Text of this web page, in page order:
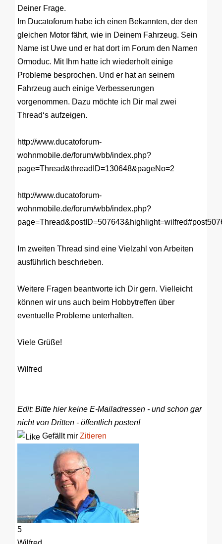
Deiner Frage.
Im Ducatoforum habe ich einen Bekannten, der den
gleichen Motor fährt, wie in Deinem Fahrzeug. Sein
Name ist Uwe und er hat dort im Forum den Namen
Ormoduc. Mit Ihm hatte ich wiederholt einige
Probleme besprochen. Und er hat an seinem
Fahrzeug auch einige Verbesserungen
vorgenommen. Dazu möchte ich Dir mal zwei
Thread‘s aufzeigen.
http://www.ducatoforum-
wohnmobile.de/forum/wbb/index.php?
page=Thread&threadID=130648&pageNo=2
http://www.ducatoforum-
wohnmobile.de/forum/wbb/index.php?
Im zweiten Thread sind eine Vielzahl von Arbeiten
ausführlich beschrieben.
Weitere Fragen beantworte ich Dir gern. Vielleicht
können wir uns auch beim Hobbytreffen über
eventuelle Probleme unterhalten.
Viele Grüße!
Wilfred
Edit: Bitte hier keine E-Mailadressen - und schon gar
nicht von Dritten - öffentlich posten!
Gefällt mir Zitieren
5